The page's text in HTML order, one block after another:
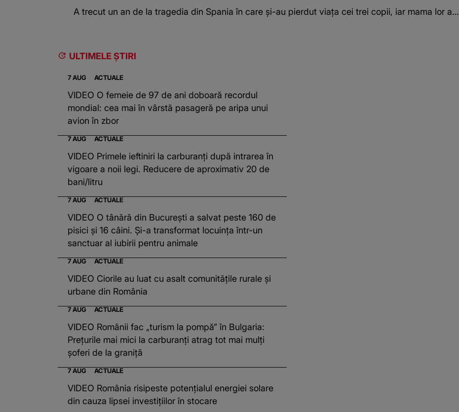
A trecut un an de la tragedia din Spania în care și-au pierdut viața cei trei copii, iar mama lor a…
ULTIMELE ȘTIRI
7 AUG ACTUALE
VIDEO O femeie de 97 de ani doboară recordul
mondial: cea mai în vârstă pasageră pe aripa unui
avion în zbor
7 AUG ACTUALE
VIDEO Primele ieftiniri la carburanți după intrarea în
vigoare a noii legi. Reducere de aproximativ 20 de
bani/litru
7 AUG ACTUALE
VIDEO O tânără din București a salvat peste 160 de
pisici și 16 câini. Și-a transformat locuința într-un
sanctuar al iubirii pentru animale
7 AUG ACTUALE
VIDEO Ciorile au luat cu asalt comunitățile rurale și
urbane din România
7 AUG ACTUALE
VIDEO Românii fac „turism la pompă” în Bulgaria:
Prețurile mai mici la carburanți atrag tot mai mulți
șoferi de la graniță
7 AUG ACTUALE
VIDEO România risipeste potențialul energiei solare
din cauza lipsei investițiilor în stocare